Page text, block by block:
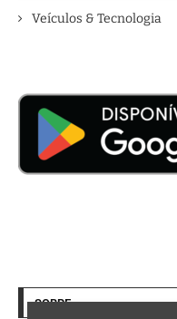
Veículos & Tecnologia
SOBRE